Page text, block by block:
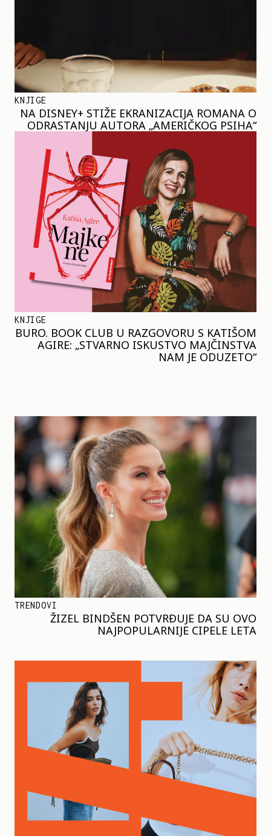
KNJIGE
NA DISNEY+ STIŽE EKRANIZACIJA ROMANA O
ODRASTANJU AUTORA „AMERIČKOG PSIHA“
KNJIGE
BURO. BOOK CLUB U RAZGOVORU S KATIŠOM
AGIRE: „STVARNO ISKUSTVO MAJČINSTVA
NAM JE ODUZETO“
TRENDOVI
ŽIZEL BINDŠEN POTVRĐUJE DA SU OVO
NAJPOPULARNIJE CIPELE LETA